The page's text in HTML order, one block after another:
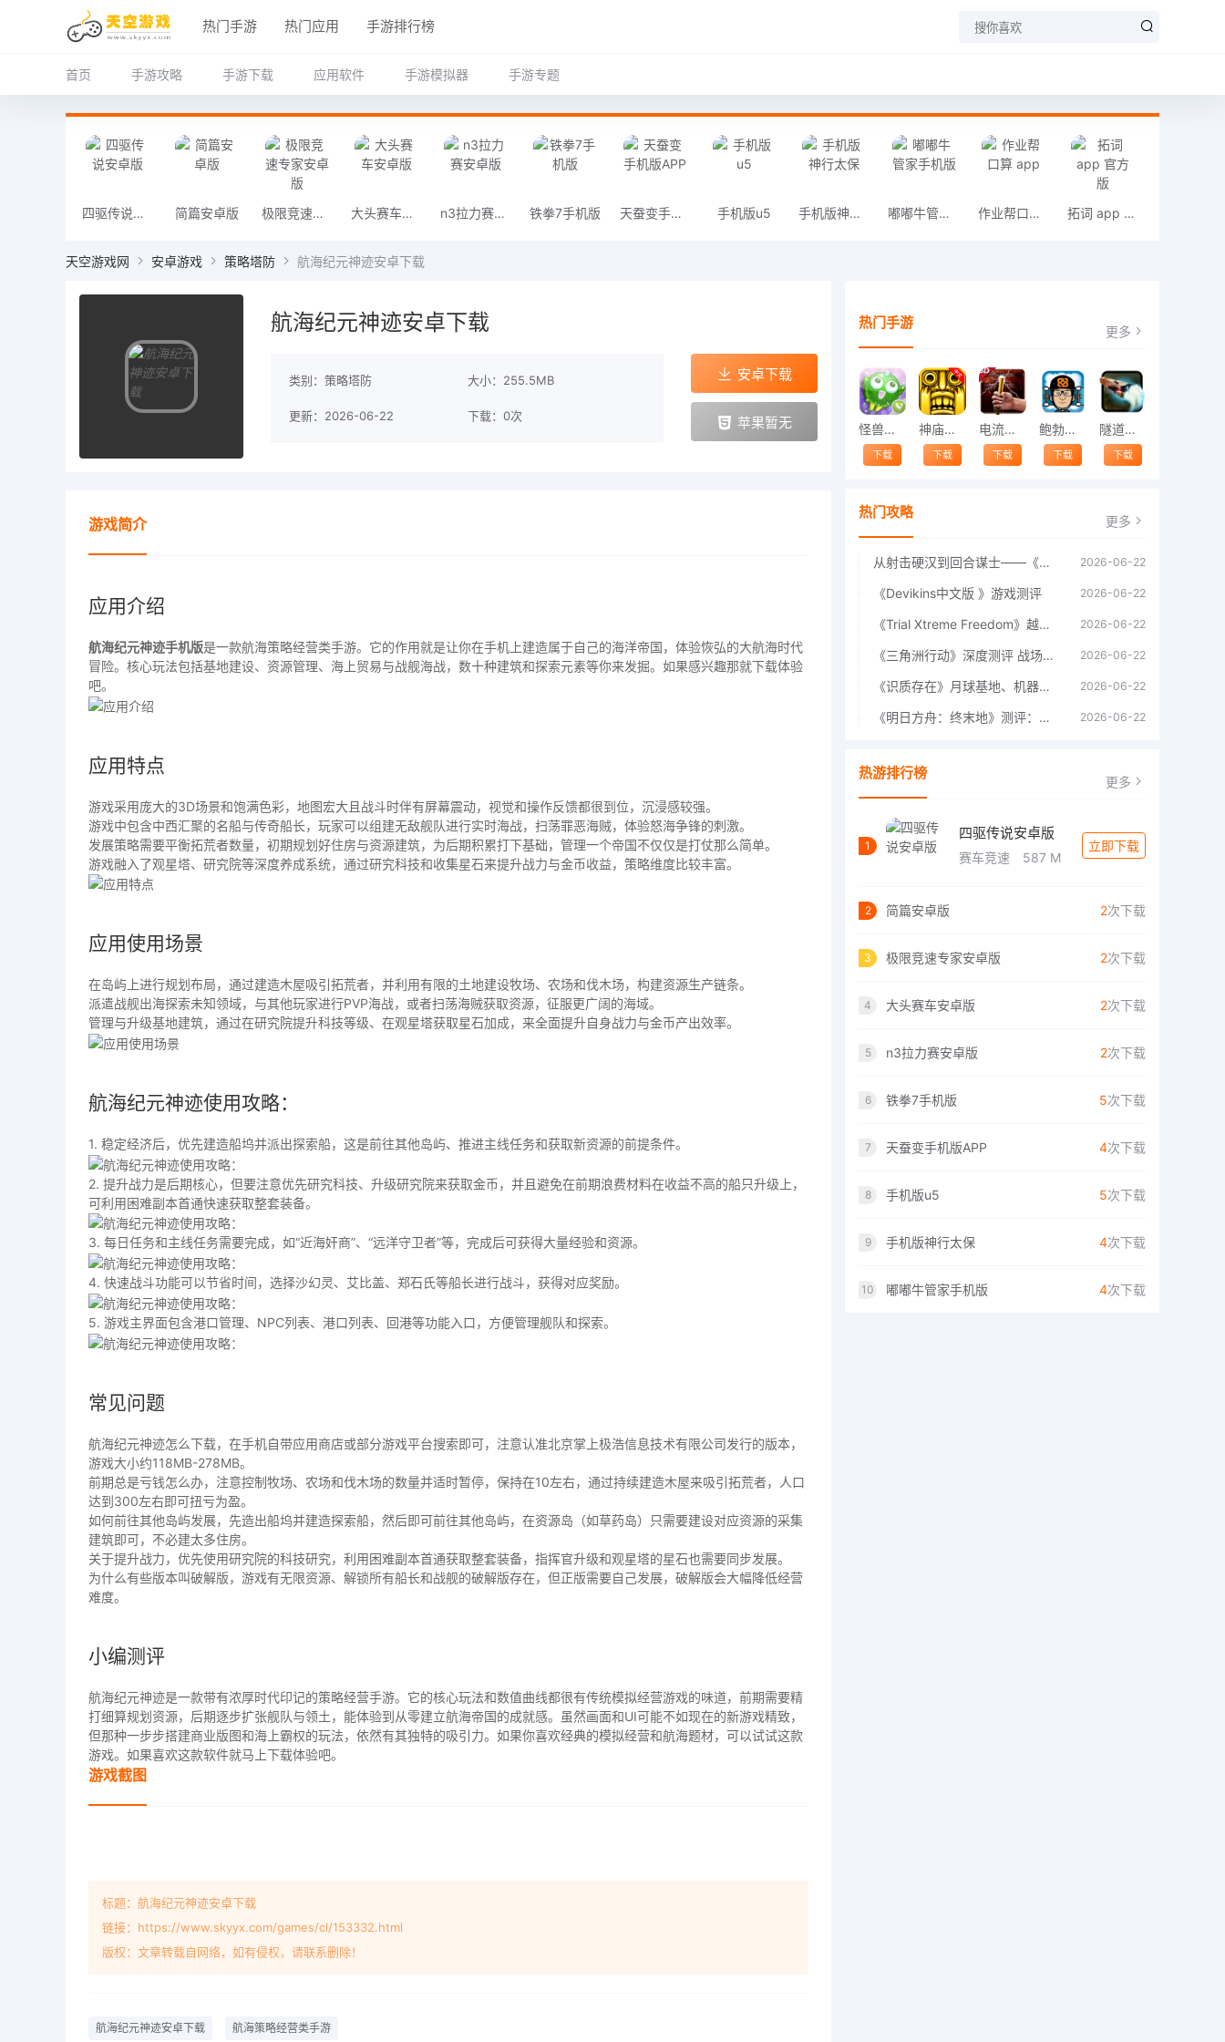
热门手游 热门应用 手游排行榜
首页 手游攻略 手游下载 应用软件 手游模拟器 手游专题
四驱传说安卓版 简篇安卓版 极限竞速专家安卓版 大头赛车安卓版 n3拉力赛安卓版 铁拳7手机版 天蚕变手机版APP 手机版u5 手机版神行太保 嘟嘟牛管家手机版 作业帮口算 app 拓词 app 官方版
天空游戏网 安卓游戏 策略塔防 航海纪元神迹安卓下载
航海纪元神迹安卓下载
类别：策略塔防 大小：255.5MB
更新：2026-06-22 下载：0次
安卓下载
苹果暂无
游戏简介
应用介绍
航海纪元神迹手机版是一款航海策略经营类手游。它的作用就是让你在手机上建造属于自己的海洋帝国，体验恢弘的大航海时代
冒险。核心玩法包括基地建设、资源管理、海上贸易与战舰海战，数十种建筑和探索元素等你来发掘。如果感兴趣那就下载体验
吧。
应用特点
游戏采用庞大的3D场景和饱满色彩，地图宏大且战斗时伴有屏幕震动，视觉和操作反馈都很到位，沉浸感较强。
游戏中包含中西汇聚的名船与传奇船长，玩家可以组建无敌舰队进行实时海战，扫荡罪恶海贼，体验怒海争锋的刺激。
发展策略需要平衡拓荒者数量，初期规划好住房与资源建筑，为后期积累打下基础，管理一个帝国不仅仅是打仗那么简单。
游戏融入了观星塔、研究院等深度养成系统，通过研究科技和收集星石来提升战力与金币收益，策略维度比较丰富。
应用使用场景
在岛屿上进行规划布局，通过建造木屋吸引拓荒者，并利用有限的土地建设牧场、农场和伐木场，构建资源生产链条。
派遣战舰出海探索未知领域，与其他玩家进行PVP海战，或者扫荡海贼获取资源，征服更广阔的海域。
管理与升级基地建筑，通过在研究院提升科技等级、在观星塔获取星石加成，来全面提升自身战力与金币产出效率。
航海纪元神迹使用攻略：
1. 稳定经济后，优先建造船坞并派出探索船，这是前往其他岛屿、推进主线任务和获取新资源的前提条件。
2. 提升战力是后期核心，但要注意优先研究科技、升级研究院来获取金币，并且避免在前期浪费材料在收益不高的船只升级上，
可利用困难副本首通快速获取整套装备。
3. 每日任务和主线任务需要完成，如“近海奸商”、“远洋守卫者”等，完成后可获得大量经验和资源。
4. 快速战斗功能可以节省时间，选择沙幻灵、艾比盖、郑石氏等船长进行战斗，获得对应奖励。
5. 游戏主界面包含港口管理、NPC列表、港口列表、回港等功能入口，方便管理舰队和探索。
常见问题
航海纪元神迹怎么下载，在手机自带应用商店或部分游戏平台搜索即可，注意认准北京掌上极浩信息技术有限公司发行的版本，
游戏大小约118MB-278MB。
前期总是亏钱怎么办，注意控制牧场、农场和伐木场的数量并适时暂停，保持在10左右，通过持续建造木屋来吸引拓荒者，人口
达到300左右即可扭亏为盈。
如何前往其他岛屿发展，先造出船坞并建造探索船，然后即可前往其他岛屿，在资源岛（如草药岛）只需要建设对应资源的采集
建筑即可，不必建太多住房。
关于提升战力，优先使用研究院的科技研究，利用困难副本首通获取整套装备，指挥官升级和观星塔的星石也需要同步发展。
为什么有些版本叫破解版，游戏有无限资源、解锁所有船长和战舰的破解版存在，但正版需要自己发展，破解版会大幅降低经营
难度。
小编测评
航海纪元神迹是一款带有浓厚时代印记的策略经营手游。它的核心玩法和数值曲线都很有传统模拟经营游戏的味道，前期需要精
打细算规划资源，后期逐步扩张舰队与领土，能体验到从零建立航海帝国的成就感。虽然画面和UI可能不如现在的新游戏精致，
但那种一步步搭建商业版图和海上霸权的玩法，依然有其独特的吸引力。如果你喜欢经典的模拟经营和航海题材，可以试试这款
游戏。如果喜欢这款软件就马上下载体验吧。
游戏截图
标题：航海纪元神迹安卓下载
链接：https://www.skyyx.com/games/cl/153332.html
版权：文章转载自网络，如有侵权，请联系删除！
航海纪元神迹安卓下载 航海策略经营类手游
热门手游 更多
怪兽跳跃
下载
神庙逃亡中文版
下载
电流急急棒
下载
鲍勃的梦境
下载
隧道逃脱
下载
热门攻略 更多
从射击硬汉到回合谋士——《战争机器：战略版》如何演绎另一位猛男的传奇 2026-06-22
《Devikins中文版 》游戏测评 2026-06-22
《Trial Xtreme Freedom》越野摩托车测评总结 2026-06-22
《三角洲行动》深度测评 战场上的野心与裂痕 2026-06-22
《识质存在》月球基地、机器人女孩多年来最佳射击游戏 2026-06-22
《明日方舟：终末地》测评：于荒芜之中，重建文明 2026-06-22
热游排行榜 更多
1
四驱传说安卓版
赛车竞速 587 M
立即下载
2 简篇安卓版 2次下载
3 极限竞速专家安卓版 2次下载
4 大头赛车安卓版 2次下载
5 n3拉力赛安卓版 2次下载
6 铁拳7手机版 5次下载
7 天蚕变手机版APP 4次下载
8 手机版u5 5次下载
9 手机版神行太保 4次下载
10 嘟嘟牛管家手机版 4次下载